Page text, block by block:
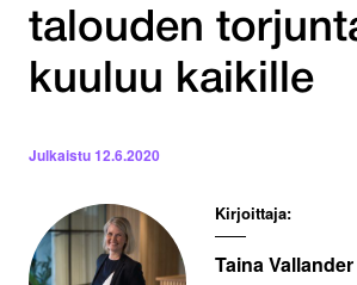
talouden
kuuluu kaikille
Julkaistu12.6.2020
Kirjoittaja:
Taina Vallander